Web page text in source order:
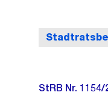
StRB Nr. 1154/